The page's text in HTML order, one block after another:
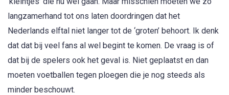
langzamerhand tot ons laten doordringen dat het
Nederlands elftal niet langer tot de ‘groten’ behoort. Ik denk
dat dat bij veel fans al wel begint te komen. De vraag is of
dat bij de spelers ook het geval is. Niet geplaatst en dan
moeten voetballen tegen ploegen die je nog steeds als
minder beschouwt.